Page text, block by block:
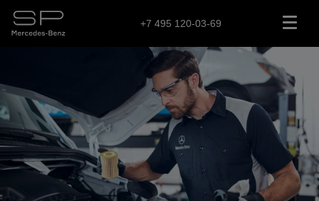
+7 495 120-03-69